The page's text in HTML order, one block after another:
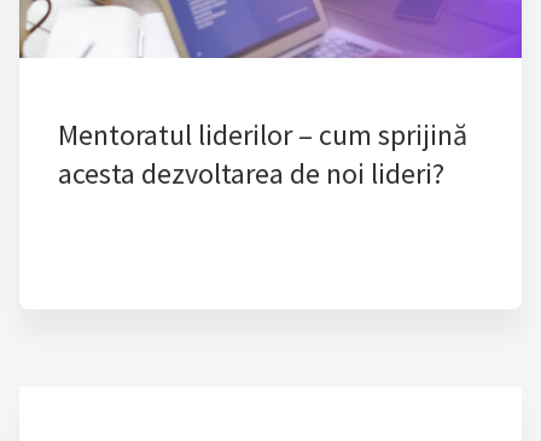
Mentoratul liderilor – cum sprijină
acesta dezvoltarea de noi lideri?